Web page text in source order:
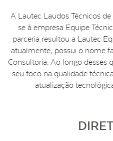
A Lautec Laudos Técnicos
se à empresa Equipe
parceria resultou a Lautec
atualmente, possui o nome
Consultoria. Ao longo desses
seu foco na qualidade
atualização